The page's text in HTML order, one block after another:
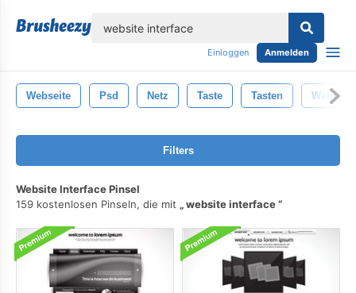
Einloggen Anmelden
Webseite Psd Netz Taste Tasten Web-
Filters
Website Interface Pinsel
159 kostenlosen Pinseln, die mit
website interface